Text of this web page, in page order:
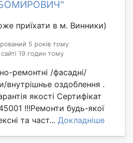
приїхати в м. Винники)
5 років тому
19 годин тому
ремонтні /фасадні/
внутрішнье оздоблення .
якості Сертифікат
!!!Ремонти будь-якої
та част... Докладніше